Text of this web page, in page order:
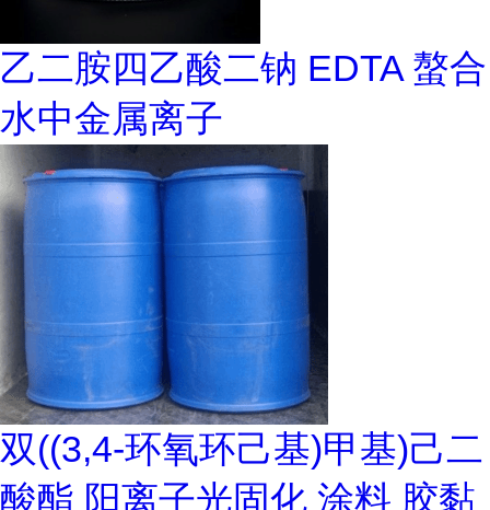
乙二胺四乙酸二钠 EDTA 螯合
水中金属离子
双((3,4-环氧环己基)甲基)己二
酸酯 阳离子光固化 涂料 胶黏